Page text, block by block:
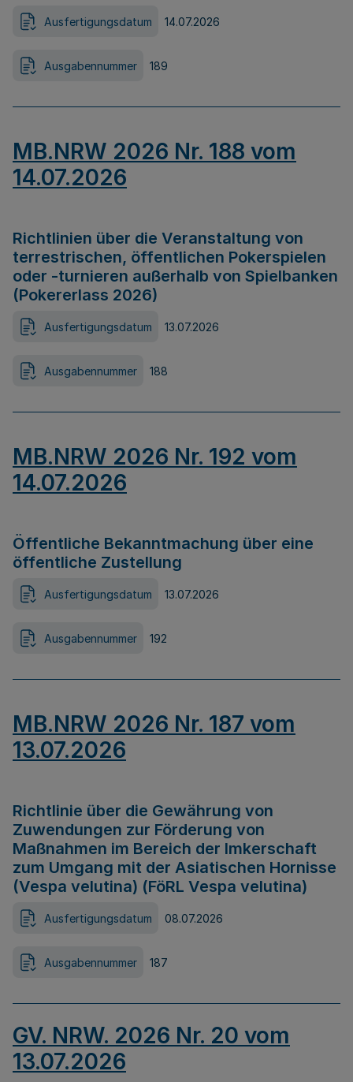
Ausfertigungsdatum 14.07.2026
Ausgabennummer 189
MB.NRW 2026 Nr. 188 vom
14.07.2026
Richtlinien über die Veranstaltung von
terrestrischen, öffentlichen Pokerspielen
oder -turnieren außerhalb von Spielbanken
(Pokererlass 2026)
Ausfertigungsdatum 13.07.2026
Ausgabennummer 188
MB.NRW 2026 Nr. 192 vom
14.07.2026
Öffentliche Bekanntmachung über eine
öffentliche Zustellung
Ausfertigungsdatum 13.07.2026
Ausgabennummer 192
MB.NRW 2026 Nr. 187 vom
13.07.2026
Richtlinie über die Gewährung von
Zuwendungen zur Förderung von
Maßnahmen im Bereich der Imkerschaft
zum Umgang mit der Asiatischen Hornisse
(Vespa velutina) (FöRL Vespa velutina)
Ausfertigungsdatum 08.07.2026
Ausgabennummer 187
GV. NRW. 2026 Nr. 20 vom
13.07.2026